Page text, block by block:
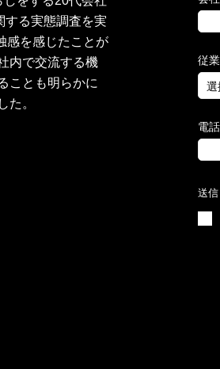
する実態調査を実
感を感じたことが
内で交流する機
ことも明らかに
た。
従
電
送信